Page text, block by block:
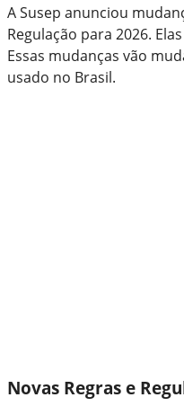
A Susep anunciou
Regulação para 2026.
Essas mudanças vão
usado no Brasil.
Novas Regras e